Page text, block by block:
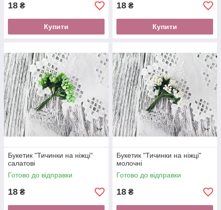
18 ₴
Купити
18 ₴
Купити
Букетик "Тичинки на ніжці"
салатові
Готово до відправки
18 ₴
Букетик "Тичинки на ніжці"
молочні
Готово до відправки
18 ₴